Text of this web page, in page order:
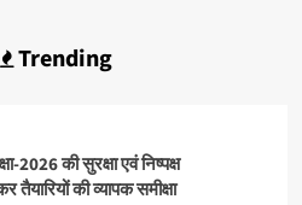
Trending
2026 की सुरक्षा एवं निष्पक्ष
की व्यापक समीक्षा